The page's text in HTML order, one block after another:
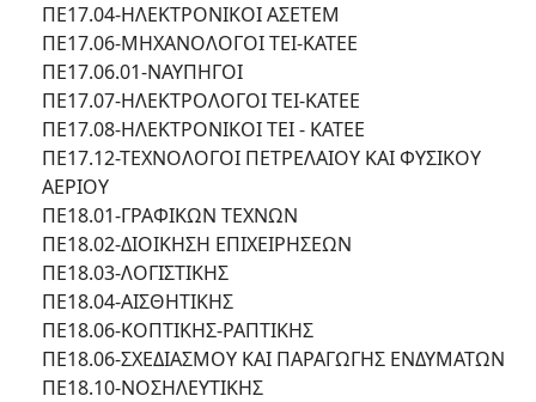
ΠΕ17.04-ΗΛΕΚΤΡΟΝΙΚΟΙ ΑΣΕΤΕΜ
ΠΕ17.06-ΜΗΧΑΝΟΛΟΓΟΙ ΤΕΙ-ΚΑΤΕΕ
ΠΕ17.06.01-ΝΑΥΠΗΓΟΙ
ΠΕ17.07-ΗΛΕΚΤΡΟΛΟΓΟΙ ΤΕΙ-ΚΑΤΕΕ
ΠΕ17.08-ΗΛΕΚΤΡΟΝΙΚΟΙ ΤΕΙ - ΚΑΤΕΕ
ΠΕ17.12-ΤΕΧΝΟΛΟΓΟΙ ΠΕΤΡΕΛΑΙΟΥ ΚΑΙ ΦΥΣΙΚΟΥ
ΑΕΡΙΟΥ
ΠΕ18.01-ΓΡΑΦΙΚΩΝ ΤΕΧΝΩΝ
ΠΕ18.02-ΔΙΟΙΚΗΣΗ ΕΠΙΧΕΙΡΗΣΕΩΝ
ΠΕ18.03-ΛΟΓΙΣΤΙΚΗΣ
ΠΕ18.04-ΑΙΣΘΗΤΙΚΗΣ
ΠΕ18.06-ΚΟΠΤΙΚΗΣ-ΡΑΠΤΙΚΗΣ
ΠΕ18.06-ΣΧΕΔΙΑΣΜΟΥ ΚΑΙ ΠΑΡΑΓΩΓΗΣ ΕΝΔΥΜΑΤΩΝ
ΠΕ18.10-ΝΟΣΗΛΕΥΤΙΚΗΣ